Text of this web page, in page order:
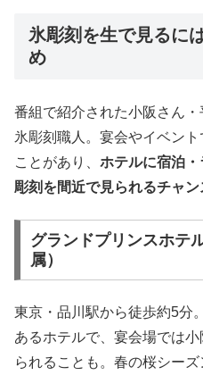
氷彫刻を生で見るに
め
番組で紹介された小阪さん
氷彫刻職人。宴会やイベン
ことがあり、 ホテルに宿泊
彫刻を間近で見られるチャン
グランドプリンスホテ
属）
東京・品川駅から徒歩約5分
あるホテルで、宴会場では
られることも。春の桜シー